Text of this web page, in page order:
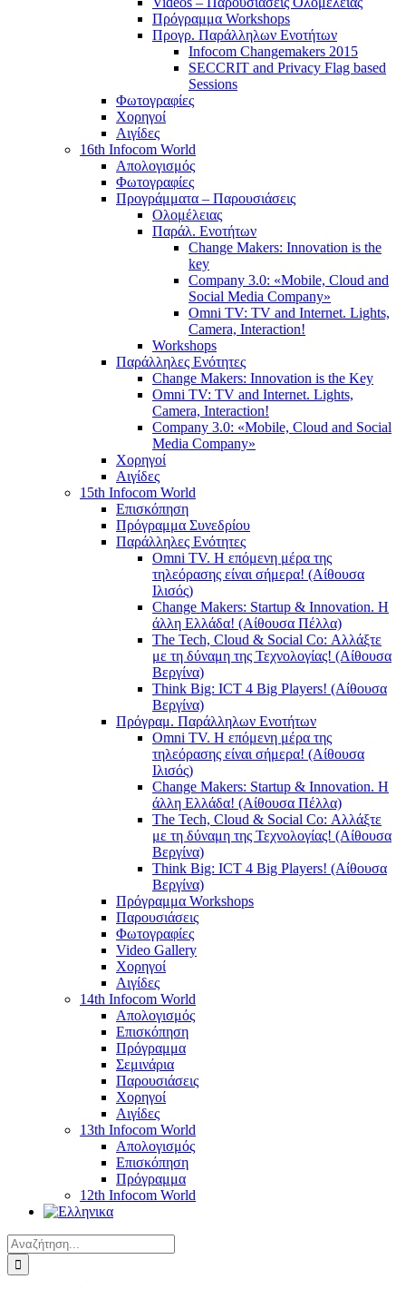
Πρόγραμμα Workshops
Προγρ. Παράλληλων Ενοτήτων
Infocom Changemakers 2015
SECCRIT and Privacy Flag based
Sessions
Φωτογραφίες
Χορηγοί
Αιγίδες
16th Infocom World
Απολογισμός
Φωτογραφίες
Προγράμματα – Παρουσιάσεις
Ολομέλειας
Παράλ. Ενοτήτων
Change Makers: Innovation is the
key
Company 3.0: «Mobile, Cloud and
Social Media Company»
Omni TV: TV and Internet. Lights,
Camera, Interaction!
Workshops
Παράλληλες Ενότητες
Change Makers: Innovation is the Key
Omni TV: TV and Internet. Lights,
Camera, Interaction!
Company 3.0: «Mobile, Cloud and Social
Media Company»
Χορηγοί
Αιγίδες
15th Infocom World
Επισκόπηση
Πρόγραμμα Συνεδρίου
Παράλληλες Ενότητες
Omni TV. Η επόμενη μέρα της
τηλεόρασης είναι σήμερα! (Αίθουσα
Ιλισός)
Change Makers: Startup & Innovation. Η
άλλη Ελλάδα! (Αίθουσα Πέλλα)
The Tech, Cloud & Social Co: Αλλάξτε
με τη δύναμη της Τεχνολογίας! (Αίθουσα
Βεργίνα)
Think Big: ICT 4 Big Players! (Αίθουσα
Βεργίνα)
Πρόγραμ. Παράλληλων Ενοτήτων
Omni TV. Η επόμενη μέρα της
τηλεόρασης είναι σήμερα! (Αίθουσα
Ιλισός)
Change Makers: Startup & Innovation. Η
άλλη Ελλάδα! (Αίθουσα Πέλλα)
The Tech, Cloud & Social Co: Αλλάξτε
με τη δύναμη της Τεχνολογίας! (Αίθουσα
Βεργίνα)
Think Big: ICT 4 Big Players! (Αίθουσα
Βεργίνα)
Πρόγραμμα Workshops
Παρουσιάσεις
Φωτογραφίες
Video Gallery
Χορηγοί
Αιγίδες
14th Infocom World
Απολογισμός
Επισκόπηση
Πρόγραμμα
Σεμινάρια
Παρουσιάσεις
Χορηγοί
Αιγίδες
13th Infocom World
Απολογισμός
Επισκόπηση
Πρόγραμμα
12th Infocom World
Αναζήτηση
για: